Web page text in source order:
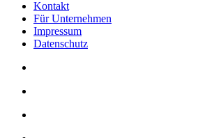
Kontakt
Für Unternehmen
Impressum
Datenschutz